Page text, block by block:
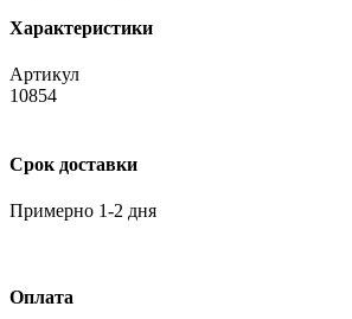
Характеристики
Артикул
10854
Срок доставки
Примерно 1-2 дня
Оплата